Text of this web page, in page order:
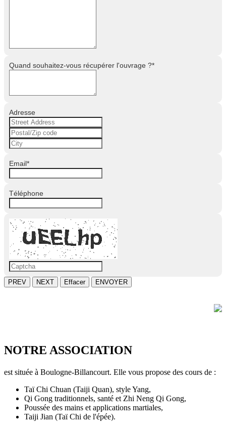
Quand souhaitez-vous récupérer l'ouvrage ?*
Adresse
Email*
Téléphone
PREV NEXT Effacer ENVOYER
NOTRE ASSOCIATION
est située à Boulogne-Billancourt. Elle vous propose des cours de :
Taï Chi Chuan (Taiji Quan), style Yang,
Qi Gong traditionnels, santé et Zhi Neng Qi Gong,
Poussée des mains et applications martiales,
Taiji Jian (Taï Chi de l'épée).